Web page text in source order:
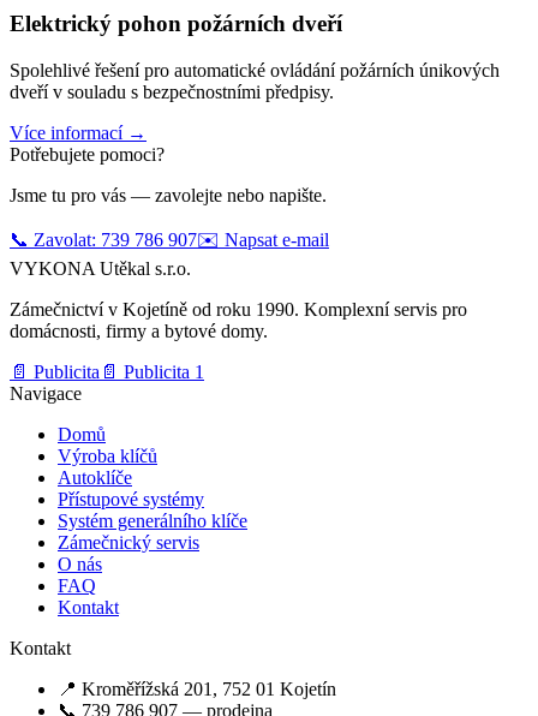
Elektrický pohon požárních dveří
Spolehlivé řešení pro automatické ovládání požárních únikových
dveří v souladu s bezpečnostními předpisy.
Více informací →
Potřebujete pomoci?
Jsme tu pro vás — zavolejte nebo napište.
📞 Zavolat: 739 786 907✉️ Napsat e-mail
VYKONA Utěkal s.r.o.
Zámečnictví v Kojetíně od roku 1990. Komplexní servis pro
domácnosti, firmy a bytové domy.
📄 Publicita 📄 Publicita 1
Navigace
Domů
Výroba klíčů
Autoklíče
Přístupové systémy
Systém generálního klíče
Zámečnický servis
O nás
FAQ
Kontakt
Kontakt
📍 Kroměřížská 201, 752 01 Kojetín
📞 739 786 907 — prodejna